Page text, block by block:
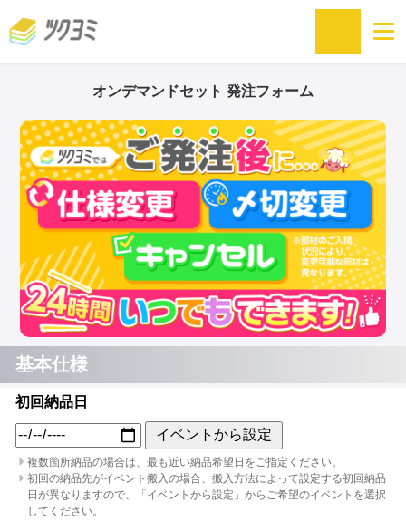
オンデマンドセット 発注フォーム
基本仕様
初回納品日
イベントから設定
複数箇所納品の場合は、最も近い納品希望日をご指定ください。
初回の納品先がイベント搬入の場合、搬入方法によって設定する初回納品
日が異なりますので、「イベントから設定」からご希望のイベントを選択
してください。